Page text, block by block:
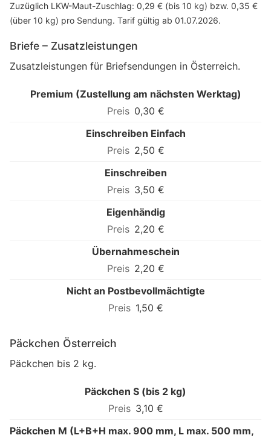
Zuzüglich LKW-Maut-Zuschlag: 0,29 € (bis 10 kg) bzw. 0,35 €
(über 10 kg) pro Sendung. Tarif gültig ab 01.07.2026.
Briefe – Zusatzleistungen
Zusatzleistungen für Briefsendungen in Österreich.
Premium (Zustellung am nächsten Werktag)
0,30 €
Einschreiben Einfach
2,50 €
Einschreiben
3,50 €
Eigenhändig
2,20 €
Übernahmeschein
2,20 €
Nicht an Postbevollmächtigte
1,50 €
Päckchen Österreich
Päckchen bis 2 kg.
Päckchen S (bis 2 kg)
3,10 €
Päckchen M (L+B+H max. 900 mm, L max. 500 mm,